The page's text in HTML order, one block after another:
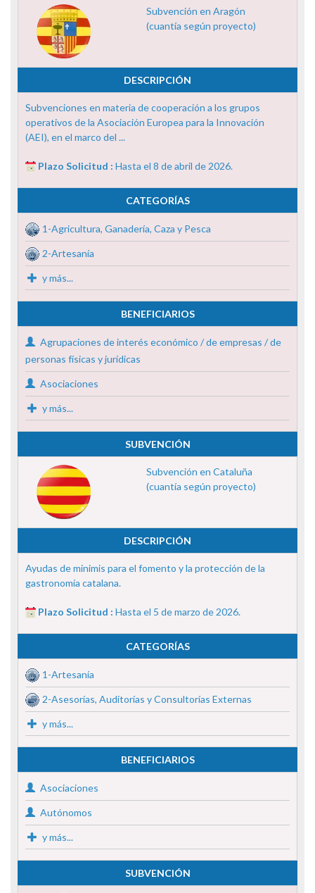
Subvención en Aragón
(cuantía según proyecto)
DESCRIPCIÓN
Subvenciones en materia de cooperación a los grupos
operativos de la Asociación Europea para la Innovación
(AEI), en el marco del ...
Plazo Solicitud : Hasta el 8 de abril de 2026.
CATEGORÍAS
1-Agricultura, Ganadería, Caza y Pesca
2-Artesanía
y más...
BENEFICIARIOS
Agrupaciones de interés económico / de empresas / de
personas físicas y jurídicas
Asociaciones
y más...
SUBVENCIÓN
Subvención en Cataluña
(cuantía según proyecto)
DESCRIPCIÓN
Ayudas de minimis para el fomento y la protección de la
gastronomía catalana.
Plazo Solicitud : Hasta el 5 de marzo de 2026.
CATEGORÍAS
1-Artesanía
2-Asesorías, Auditorías y Consultorías Externas
y más...
BENEFICIARIOS
Asociaciones
Autónomos
y más...
SUBVENCIÓN